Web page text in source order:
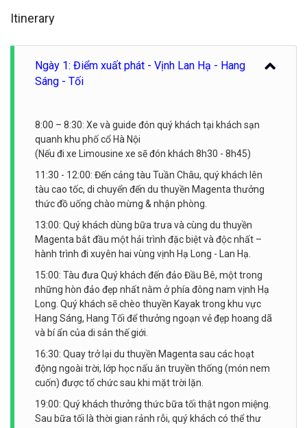
Itinerary
Ngày 1: Điểm xuất phát - Vịnh Lan Hạ - Hang
Sáng - Tối
8:00 – 8:30: Xe và guide đón quý khách tại khách sạn
quanh khu phố cổ Hà Nội
(Nếu đi xe Limousine xe sẽ đón khách 8h30 - 8h45)
11:30 - 12:00: Đến cảng tàu Tuần Châu, quý khách lên
tàu cao tốc, di chuyển đến du thuyền Magenta thưởng
thức đồ uống chào mừng & nhận phòng.
13:00: Quý khách dùng bữa trưa và cùng du thuyền
Magenta bắt đầu một hải trình đặc biệt và độc nhất –
hành trình đi xuyên hai vùng vịnh Hạ Long - Lan Hạ.
15:00: Tàu đưa Quý khách đến đảo Đầu Bê, một trong
những hòn đảo đẹp nhất nằm ở phía đông nam vịnh Hạ
Long. Quý khách sẽ chèo thuyền Kayak trong khu vực
Hang Sáng, Hang Tối để thưởng ngoạn vẻ đẹp hoang dã
và bí ẩn của di sản thế giới.
16:30: Quay trở lại du thuyền Magenta sau các hoạt
động ngoài trời, lớp học nấu ăn truyền thống (món nem
cuốn) được tổ chức sau khi mặt trời lặn.
19:00: Quý khách thưởng thức bữa tối thật ngon miệng.
Sau bữa tối là thời gian rảnh rỗi, quý khách có thể thư